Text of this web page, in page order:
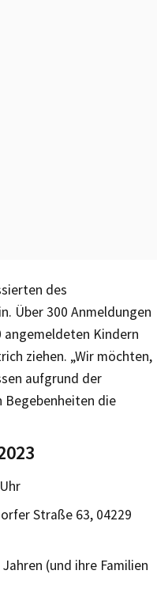
des
Über 300 Anmeldungen
Kindern
ziehen. „Wir möchten,
aufgrund der
Begebenheiten die
Straße 63, 04229
(und ihre Familien